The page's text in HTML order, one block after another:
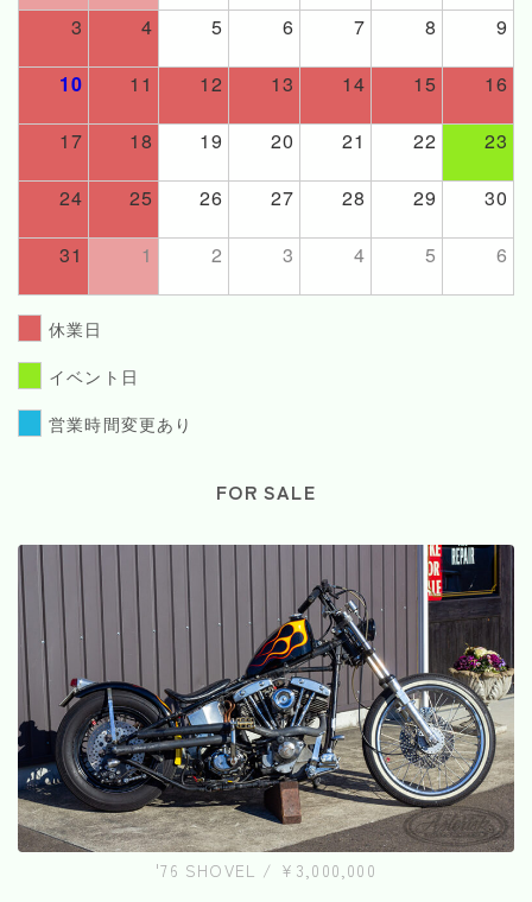
3 4 5 6 7 8 9
10 11 12 13 14 15 16
17 18 19 20 21 22 23
24 25 26 27 28 29 30
31 1 2 3 4 5 6
休業日
イベント日
営業時間変更あり
FOR SALE
'76 SHOVEL / ¥3,000,000